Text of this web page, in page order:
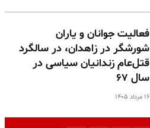
فعالیت جوانان و یاران
شورشگر در زاهدان، در سالگرد
قتل‌عام زندانیان سیاسی در
سال ۶۷
۱۶ مرداد ۱۴۰۵